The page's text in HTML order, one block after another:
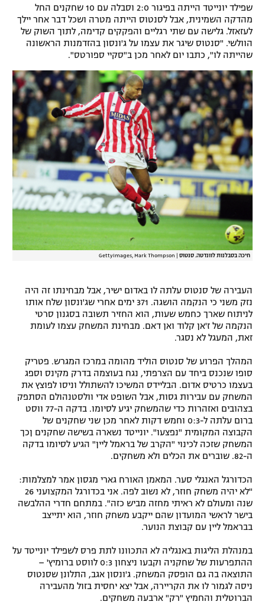
שפילד יונייטד הייתה בפיגור 2:0 וסבלה עם 10 שחקנים החל
מהדקה השמינית, אבל לסנטוס הייתה מטרה ושכל דבר אחר יילך
לעזאזל. גלישה עם שתי רגליים והפקקים קדימה, לתוך השוק של
הוולשי. "סנטוס שיגר את עצמו על ג'ונסון בהזדמנות הראשונה
שהייתה לו", כתבו יום לאחר מכן ב"סקיי ספורטס".
חיכה בסבלנות לוונדטה. סנטוס GettyImages, Mark Thompson
העבירה של סנטוס עלתה לו באדום ישיר, אבל מבחינתו זה היה
נזק משני כי הנקמה הושגה. 371 ימים אחרי שג'ונסון שלח אותו
לניתוח שארך כחמש שעות, הוא החזיר תשובה בסגנון סרטי
הנקמה של ז'אן קלוד ואן דאם. מבחינת המשחק עצמו לעומת
זאת, המעגל לא נסגר.
המהלך הפרוע של סנטוס הוליד מהומה במרכז המגרש. פטריק
סופו שנכנס ביחד עם הצרפתי, נגח בעוצמה בדרק מקינס וספג
בעצמו כרטיס אדום. הבליידס המשיכו להשתולל וניסו לפוצץ את
המשחק עם עבירות גסות, אבל השופט אדי וולסטנהולם הסתפק
בצהובים ואזהרות כדי שהמשחק יגיע לסיומו. בדקה ה-77 ווסט
ברום עלתה ל-0:3 וחמש דקות לאחר מכן שני שחקנים של
הקבוצה המקומית "נפצעו". יונייטד נשארה בשישה שחקנים ןכך
המשחק שזכה לכינוי "הקרב של בראמל ליין" הגיע לסיומו בדקה
ה-82. שוברים את הכלים ולא משחקים.
הכדורגל האנגלי סער. המאמן האורח גארי מגסון אמר למצלמות:
"לא יהיה משחק חוזר, לא נשוב לפה. אני בכדורגל המקצועני 26
שנה ומעולם לא ראיתי מחזה מביש כזה". במתחם חדרי ההלבשה
בישר לראשי המועדון שהם ייקבע משחק חוזר, הוא יתייצב
בבראמל ליין עם קבוצת הנוער.
במנהלת הליגות באנגליה לא התכוונו לתת פרס לשפילד יונייטד על
ההתפרעות של שחקניה וקבעו ניצחון 0:3 לווסט ברומיץ' –
התוצאה בה גם הופסק המשחק. ג'ונסון אגב, התלונן שסנטוס
ניסה לגמור לו את הקריירה, אבל יצא יחסית בזול מהעבירה
הברוטלית והחמיץ "רק" ארבעה משחקים.